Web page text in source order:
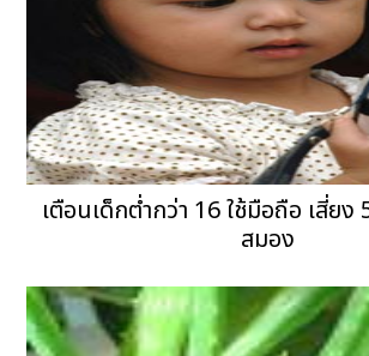
เตือนเด็กต่ำกว่า 16 ใช้มือถือ เสี่ยง
สมอง